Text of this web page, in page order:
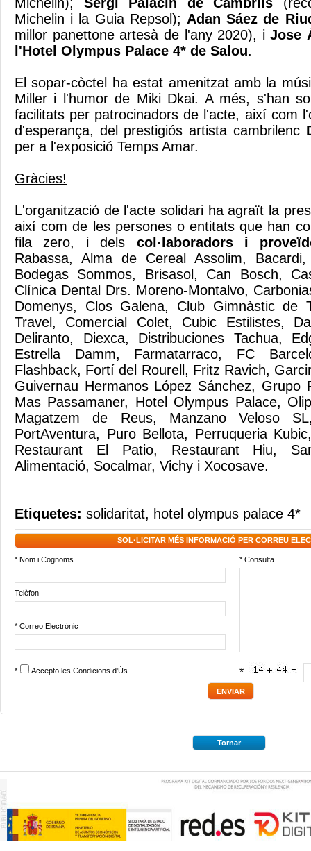
Michelin i la Guia Repsol); Adan Sáez de
millor panettone artesà de l'any 2020), iJose
l'Hotel Olympus Palace 4* de Salou.
El sopar-còctel ha estat amenitzat amb la
Miller i l'humor de Miki Dkai. A més, s'han
facilitats per patrocinadors de l'acte, així com
d'esperança, del prestigiós artista cambrilenc
per a l'exposició Temps Amar.
Gràcies!
L'organització de l'acte solidari ha agraït la
així com de les persones o entitats que han
fila zero, i dels col·laboradors i
Rabassa, Alma de Cereal Assolim,
Bodegas Sommos, Brisasol, Can Bosch,
Clínica Dental Drs. Moreno-Montalvo,
Domenys, Clos Galena, Club Gimnàstic de
Travel, Comercial Colet, Cubic Estilistes,
Deliranto, Diexca, Distribuciones Tachua,
Estrella Damm, Farmatarraco, FC
Flashback, Fortí del Rourell, Fritz Ravich,
Guivernau Hermanos López Sánchez, Grupo
Mas Passamaner, Hotel Olympus Palace,
Magatzem de Reus, Manzano Veloso
PortAventura, Puro Bellota, Perruqueria
Restaurant El Patio, Restaurant Hiu,
Alimentació, Socalmar, Vichy i Xocosave.
Etiquetes: solidaritat, hotel olympus palace 4*
SOL·LICITAR MÉS INFORMACIÓ PER CORREU
* Nom i Cognoms * Consulta
Telèfon
* Correo Electrònic
* Accepto les Condicions d'Ús *
Tornar